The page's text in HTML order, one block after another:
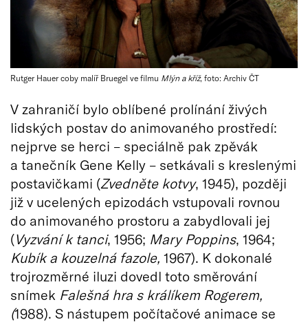
Rutger Hauer coby malíř Bruegel ve filmu Mlýn a kříž, foto: Archiv ČT
V zahraničí bylo oblíbené prolínání živých
lidských postav do animovaného prostředí:
nejprve se herci – speciálně pak zpěvák
a tanečník Gene Kelly – setkávali s kreslenými
postavičkami (Zvedněte kotvy, 1945), později
již v ucelených epizodách vstupovali rovnou
do animovaného prostoru a zabydlovali jej
(Vyzvání k tanci, 1956; Mary Poppins, 1964;
Kubík a kouzelná fazole, 1967). K dokonalé
trojrozměrné iluzi dovedl toto směrování
snímek Falešná hra s králíkem Rogerem,
(1988). S nástupem počítačové animace se